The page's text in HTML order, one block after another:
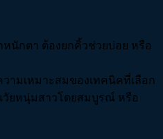
นักตา ต้องยกคิ้วช่วยบ่อย หรือ
ามเหมาะสมของเทคนิคที่เลือก
วัยหนุ่มสาวโดยสมบูรณ์ หรือ